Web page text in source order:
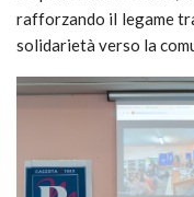
rafforzando il legame
solidarietà verso la